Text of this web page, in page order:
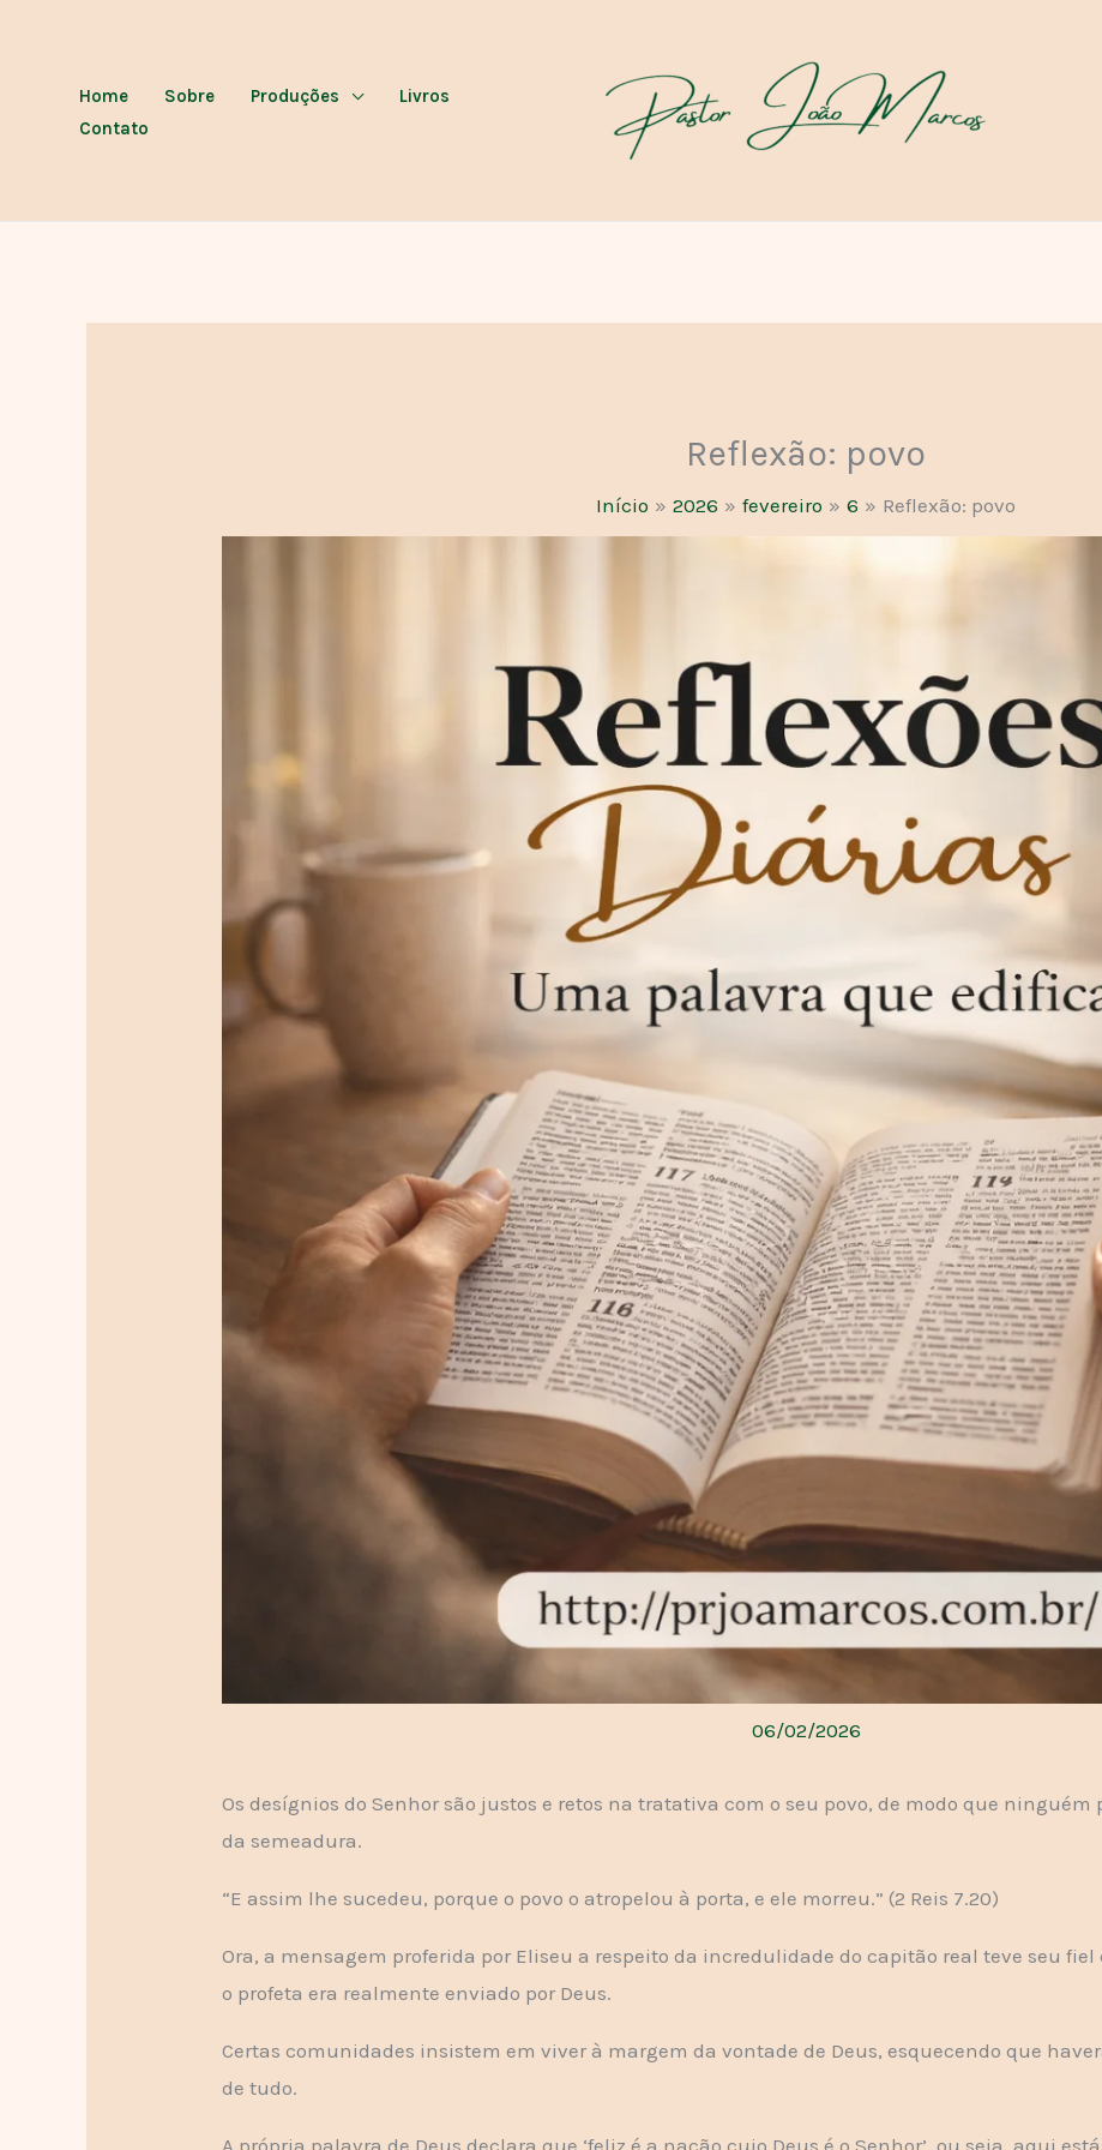
conteúdo
Home Sobre Produções
Livros
Contato
Reflexão: povo
Início 2026 fevereiro 6 Reflexão: povo
06/02/2026
Os desígnios do Senhor são justos e retos na tratativa com o seu povo, de modo que
da semeadura.
“E assim lhe sucedeu, porque o povo o atropelou à porta, e ele morreu.” (2 Reis 7.20)
Ora, a mensagem proferida por Eliseu a respeito da incredulidade do capitão real teve seu
o profeta era realmente enviado por Deus.
Certas comunidades insistem em viver à margem da vontade de Deus, esquecendo que
de tudo.